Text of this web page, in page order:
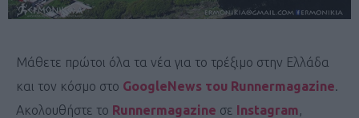
Μάθετε πρώτοι όλα τα νέα για το τρέξιμο στην Ελλάδα
και τον κόσμο στο GoogleNews του Runnermagazine
Ακολουθήστε το Runnermagazine σε Instagram